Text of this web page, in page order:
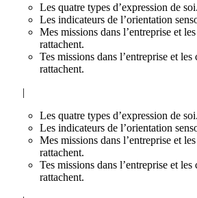
Les quatre types d’expression de soi.
Les indicateurs de l’orientation
Mes missions dans l’entreprise et
rattachent.
Tes missions dans l’entreprise et les
rattachent.
|
Les quatre types d’expression de soi.
Les indicateurs de l’orientation
Mes missions dans l’entreprise et
rattachent.
Tes missions dans l’entreprise et les
rattachent.